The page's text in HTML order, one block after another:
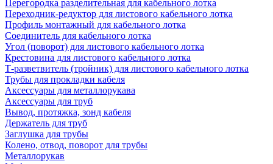
Перегородка разделительная для кабельного лотка
Переходник-редуктор для листового кабельного лотка
Профиль монтажный для кабельного лотка
Соединитель для кабельного лотка
Угол (поворот) для листового кабельного лотка
Крестовина для листового кабельного лотка
Т-разветвитель (тройник) для листового кабельного лотка
Трубы для прокладки кабеля
Аксессуары для металлорукава
Аксессуары для труб
Вывод, протяжка, зонд кабеля
Держатель для труб
Заглушка для трубы
Колено, отвод, поворот для трубы
Металлорукав